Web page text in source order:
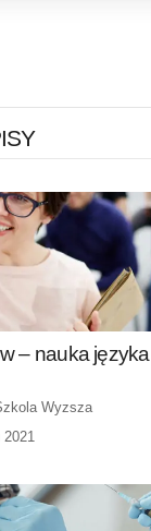
– nauka
Wyzsza